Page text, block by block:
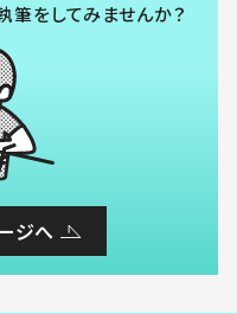
筆をしてみませんか？
ジへ